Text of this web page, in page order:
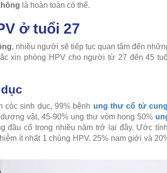
là hoàn toàn có thể.
ở tuổi 27
, nhiều người sẽ tiếp tục quan tâm đến
xin phòng HPV cho người từ 27 đến 45
cóc sinh dục, 99% bệnh ung thư cổ tử cung
vật, 45-90% ung thư vòm họng 50%
đầu cổ trong nhiều năm trở lại đây. Ước
ít nhất 1 chủng HPV. 25% nam giới và